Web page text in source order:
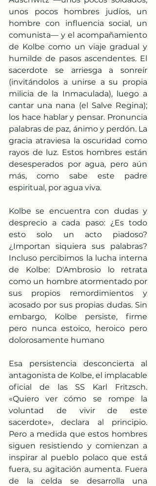
unos pocos hombres judíos, un
hombre con influencia social, un
comunista— y el acompañamiento
de Kolbe como un viaje gradual y
humilde de pasos ascendentes. El
sacerdote se arriesga a sonreír
(invitándolos a unirse a su propia
milicia de la Inmaculada), luego a
cantar una nana (el Salve Regina);
los hace hablar y pensar. Pronuncia
palabras de paz, ánimo y perdón. La
gracia atraviesa la oscuridad como
rayos de luz. Estos hombres están
desesperados por agua, pero aún
más, como sabe este padre
espiritual, por agua viva.
Kolbe se encuentra con dudas y
desprecio a cada paso: ¿Es todo
esto solo un acto piadoso?
¿Importan siquiera sus palabras?
Incluso percibimos la lucha interna
de Kolbe: D'Ambrosio lo retrata
como un hombre atormentado por
sus propios remordimientos y
acosado por sus propias dudas. Sin
embargo, Kolbe persiste, firme
pero nunca estoico, heroico pero
dolorosamente humano
Esa persistencia desconcierta al
antagonista de Kolbe, el implacable
oficial de las SS Karl Fritzsch.
«Quiero ver cómo se rompe la
voluntad de vivir de este
sacerdote», declara al principio.
Pero a medida que estos hombres
siguen resistiendo y comienzan a
inspirar al pueblo polaco que está
fuera, su agitación aumenta. Fuera
de la celda se desarrolla una